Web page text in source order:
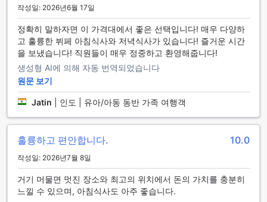
정된 흡연 구역이 마련되어 있어 흡연 고객들도 편리하게 이용
할 수 있으며, 모든 객실에서 무료 Wi-Fi를 제공하여 언제든지
인터넷에 접속할 수 있습니다. 신속한 체크인 및 체크아웃 서비
스와 짐 보관 서비스는 바쁜 일정 속에서도 고객의 편리함을 더
해 줍니다. 매일 제공되는 하우스키핑 서비스로 쾌적한 숙소를
유지하며, 파크 플라자 찬디가르 지락푸르에서의 특별한 경험
을 만끽해 보세요.
편리한 교통 시설로 완벽한 여행을 지원하는 파크 플라자 찬디가
파크 플라자 찬디가르 지락푸르는 여행객들을 위한 다양한 교
통 시설을 제공합니다. 공항에서의 이동을 보다 편리하게 해주
는 공항 셔틀 서비스는 비행기 도착 시간에 맞춰 손님을 안전하
렛 주차 서비스는 차량을 맡기는 번거로움 없이 편안하게 체크
인할 수 있도록 도와줍니다.
작성일: 2026년6월 17일
정확히 말하자면 이 가격대에서 좋은 선택입니다! 매우 다양하
고 훌륭한 뷔페 아침식사와 저녁식사가 있습니다! 즐거운 시간
을 보냈습니다! 직원들이 매우 정중하고 환영해줍니다!
생성형 AI에 의해 자동 번역되었습니다
원문 보기
Jatin 인도 | 유아/아동 동반 가족 여행객
훌륭하고 편안합니다. 10.0
작성일: 2026년7월 8일
거기 머물면 멋진 장소와 최고의 위치에서 돈의 가치를 충분히
느낄 수 있으며, 아침식사도 아주 좋습니다.